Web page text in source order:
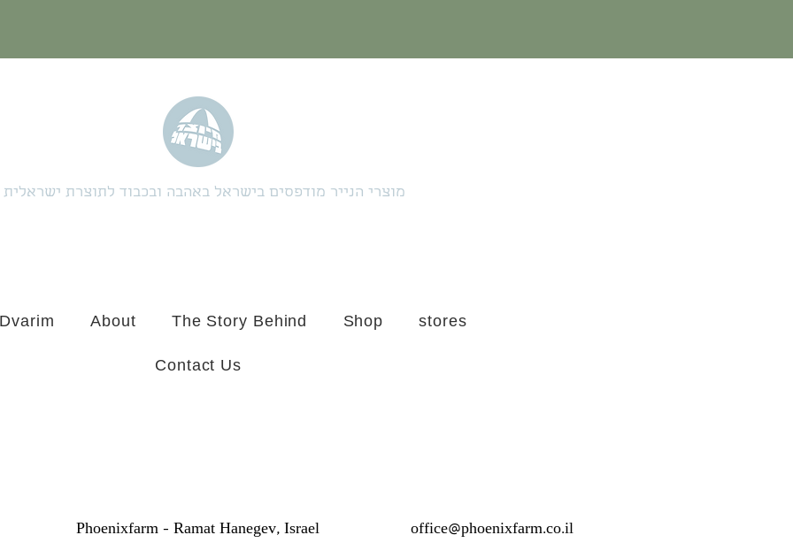
מוצרי הנייר מודפסים בישראל באהבה ובכבוד לתוצרת ישראלית
About The Story Behind Shop stores
Contact Us
Phoenixfarm - Ramat Hanegev, Israel office@phoenixfarm.co.il